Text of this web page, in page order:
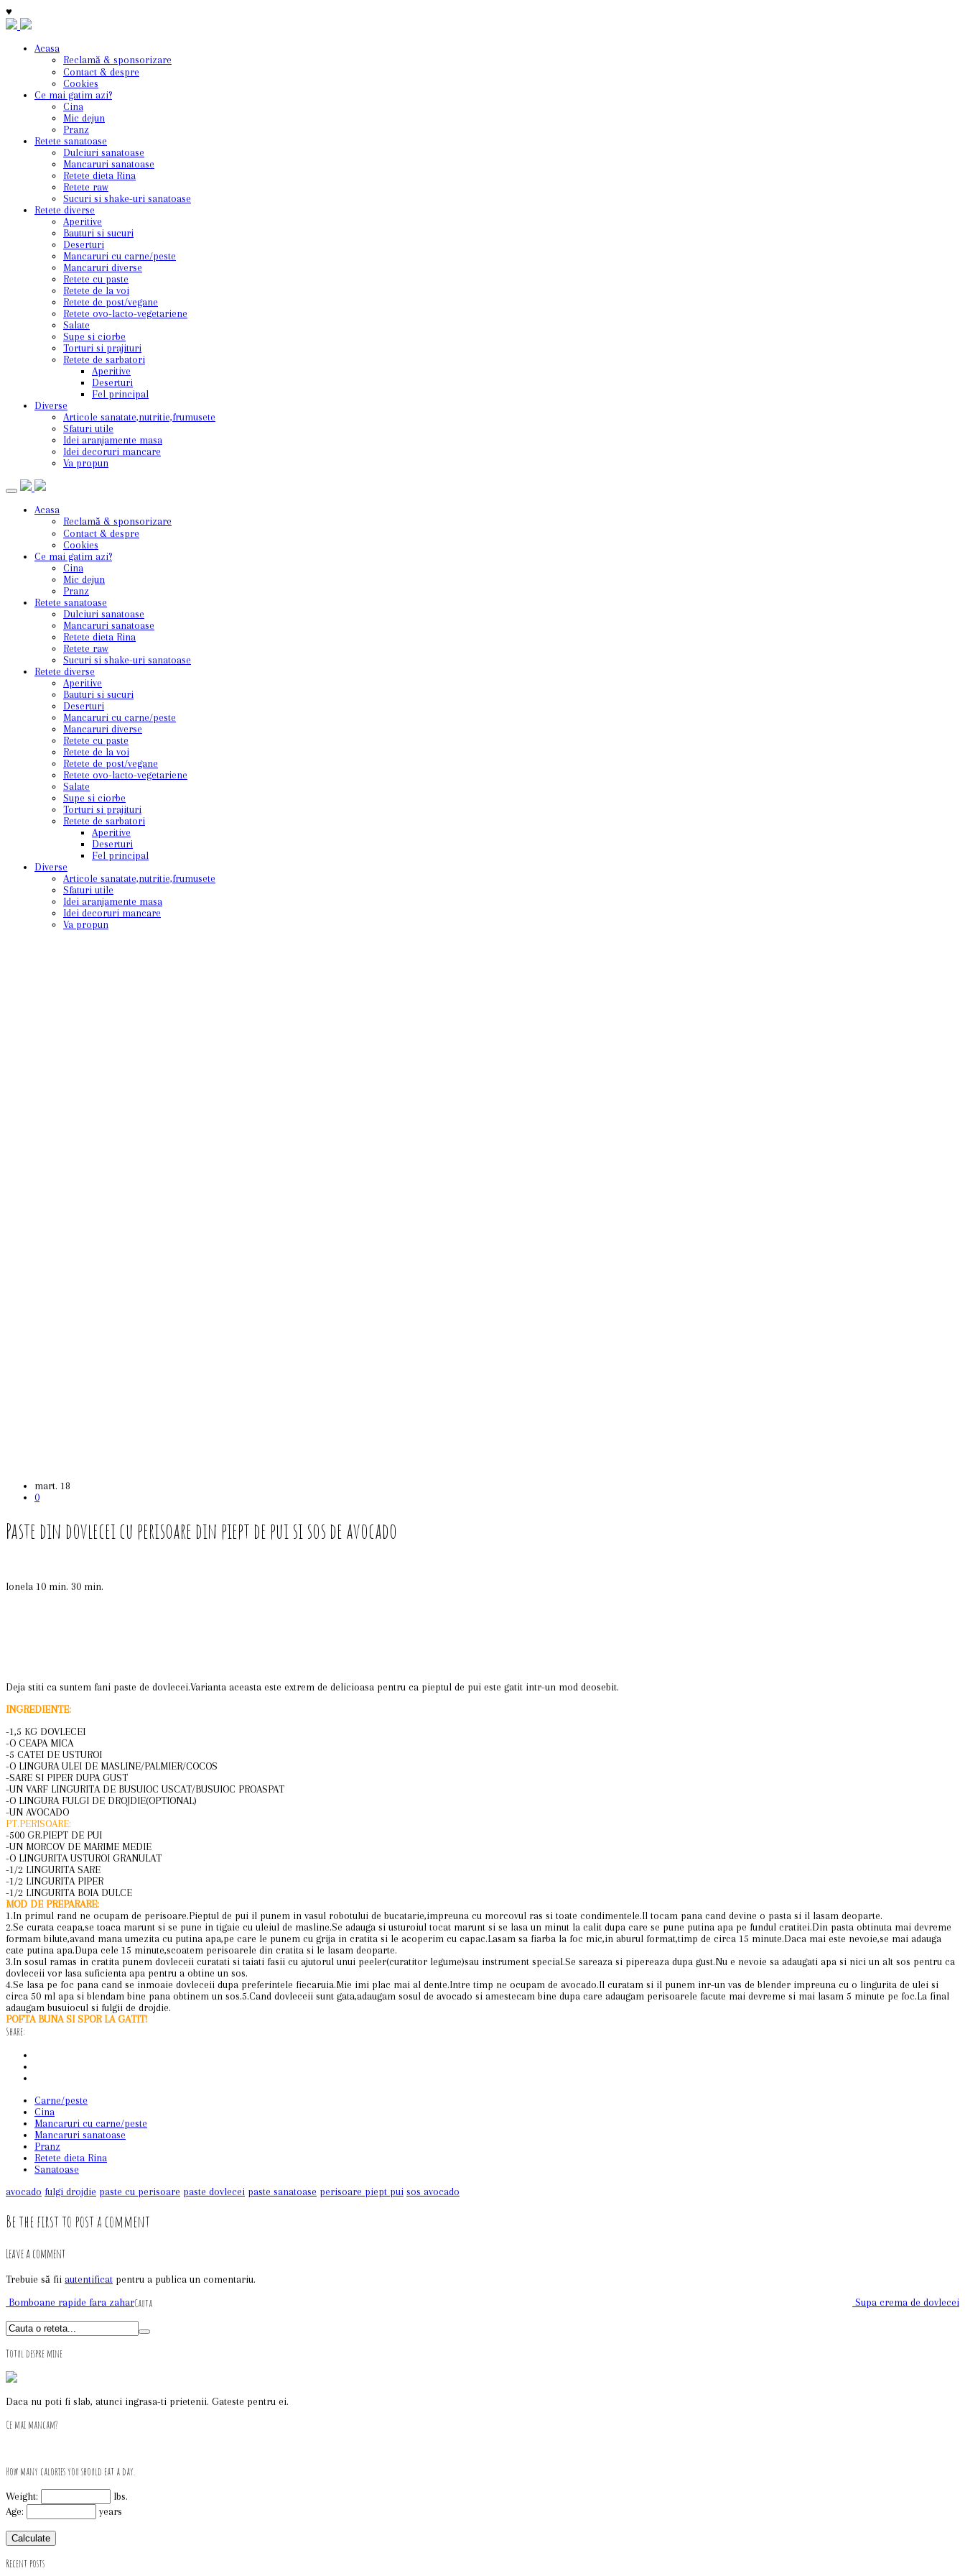
♥
Acasa
Reclamă & sponsorizare
Contact & despre
Cookies
Ce mai gatim azi?
Cina
Mic dejun
Pranz
Retete sanatoase
Dulciuri sanatoase
Mancaruri sanatoase
Retete dieta Rina
Retete raw
Sucuri si shake-uri sanatoase
Retete diverse
Aperitive
Bauturi si sucuri
Deserturi
Mancaruri cu carne/peste
Mancaruri diverse
Retete cu paste
Retete de la voi
Retete de post/vegane
Retete ovo-lacto-vegetariene
Salate
Supe si ciorbe
Torturi si prajituri
Retete de sarbatori
Aperitive
Deserturi
Fel principal
Diverse
Articole sanatate,nutritie,frumusete
Sfaturi utile
Idei aranjamente masa
Idei decoruri mancare
Va propun
Acasa
Reclamă & sponsorizare
Contact & despre
Cookies
Ce mai gatim azi?
Cina
Mic dejun
Pranz
Retete sanatoase
Dulciuri sanatoase
Mancaruri sanatoase
Retete dieta Rina
Retete raw
Sucuri si shake-uri sanatoase
Retete diverse
Aperitive
Bauturi si sucuri
Deserturi
Mancaruri cu carne/peste
Mancaruri diverse
Retete cu paste
Retete de la voi
Retete de post/vegane
Retete ovo-lacto-vegetariene
Salate
Supe si ciorbe
Torturi si prajituri
Retete de sarbatori
Aperitive
Deserturi
Fel principal
Diverse
Articole sanatate,nutritie,frumusete
Sfaturi utile
Idei aranjamente masa
Idei decoruri mancare
Va propun
mart. 18
0
Paste din dovlecei cu perisoare din piept de pui si sos de avocado
Ionela 10 min. 30 min.
Deja stiti ca suntem fani paste de dovlecei.Varianta aceasta este extrem de delicioasa pentru ca pieptul de pui este gatit intr-un mod deosebit.
INGREDIENTE:
-1,5 KG DOVLECEI
-O CEAPA MICA
-5 CATEI DE USTUROI
-O LINGURA ULEI DE MASLINE/PALMIER/COCOS
-SARE SI PIPER DUPA GUST
-UN VARF LINGURITA DE BUSUIOC USCAT/BUSUIOC PROASPAT
-O LINGURA FULGI DE DROJDIE(OPTIONAL)
-UN AVOCADO
PT.PERISOARE:
-500 GR.PIEPT DE PUI
-UN MORCOV DE MARIME MEDIE
-O LINGURITA USTUROI GRANULAT
-1/2 LINGURITA SARE
-1/2 LINGURITA PIPER
-1/2 LINGURITA BOIA DULCE
MOD DE PREPARARE:
1.In primul rand ne ocupam de perisoare.Pieptul de pui il punem in vasul robotului de bucatarie,impreuna cu morcovul ras si toate condimentele.Il tocam pana cand devine o pasta si il lasam deoparte.
2.Se curata ceapa,se toaca marunt si se pune in tigaie cu uleiul de masline.Se adauga si usturoiul tocat marunt si se lasa un minut la calit dupa care se pune putina apa pe fundul cratitei.Din pasta obtinuta mai devreme
formam bilute,avand mana umezita cu putina apa,pe care le punem cu grija in cratita si le acoperim cu capac.Lasam sa fiarba la foc mic,in aburul format,timp de circa 15 minute.Daca mai este nevoie,se mai adauga
cate putina apa.Dupa cele 15 minute,scoatem perisoarele din cratita si le lasam deoparte.
3.In sosul ramas in cratita punem dovleceii curatati si taiati fasii cu ajutorul unui peeler(curatitor legume)sau instrument special.Se sareaza si pipereaza dupa gust.Nu e nevoie sa adaugati apa si nici un alt sos pentru ca
dovleceii vor lasa suficienta apa pentru a obtine un sos.
4.Se lasa pe foc pana cand se inmoaie dovleceii dupa preferintele fiecaruia.Mie imi plac mai al dente.Intre timp ne ocupam de avocado.Il curatam si il punem inr-un vas de blender impreuna cu o lingurita de ulei si
circa 50 ml apa si blendam bine pana obtinem un sos.5.Cand dovleceii sunt gata,adaugam sosul de avocado si amestecam bine dupa care adaugam perisoarele facute mai devreme si mai lasam 5 minute pe foc.La final
adaugam busuiocul si fulgii de drojdie.
POFTA BUNA SI SPOR LA GATIT!
Share:
Carne/peste
Cina
Mancaruri cu carne/peste
Mancaruri sanatoase
Pranz
Retete dieta Rina
Sanatoase
avocado fulgi drojdie paste cu perisoare paste dovlecei paste sanatoase perisoare piept pui sos avocado
Be the first to post a comment
Leave a comment
Trebuie să fii autentificat pentru a publica un comentariu.
Bomboane rapide fara zahar
Supa crema de dovlecei
Cauta
Totul despre mine
Daca nu poti fi slab, atunci ingrasa-ti prietenii. Gateste pentru ei.
Ce mai mancam?
How many calories you should eat a day.
Weight:
lbs.
Age:
years
Recent posts